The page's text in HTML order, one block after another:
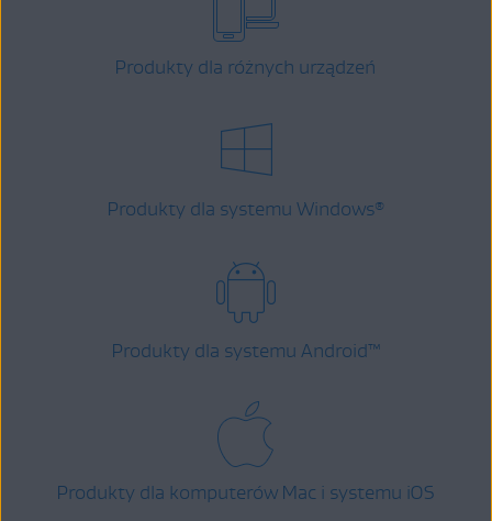
Produkty dla różnych urządzeń
Produkty dla systemu Windows®
Produkty dla systemu Android™
Produkty dla komputerów Mac i systemu iOS